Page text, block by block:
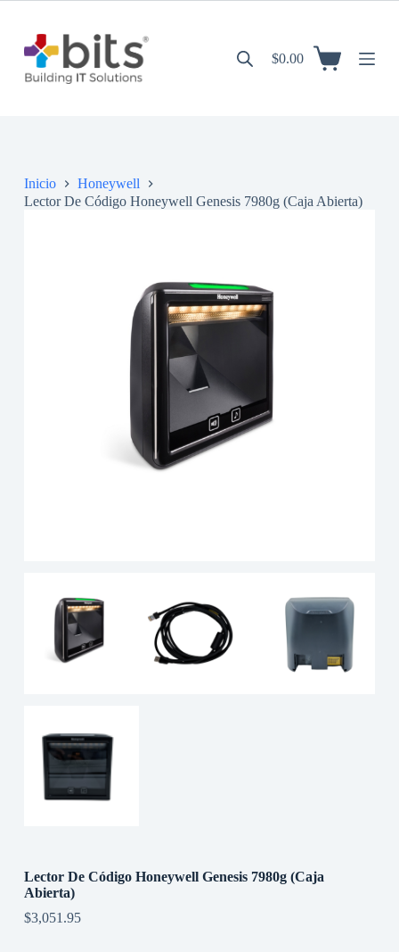
n
$0.00
Inicio
Honeywell
Lector De Código Honeywell Genesis 7980g (Caja Abierta)
Lector De Código Honeywell Genesis 7980g (Caja
Abierta)
$3,051.95